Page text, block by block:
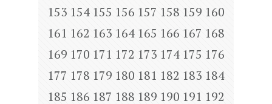
153 154 155 156 157 158 159 160
161 162 163 164 165 166 167 168
169 170 171 172 173 174 175 176
177 178 179 180 181 182 183 184
185 186 187 188 189 190 191 192